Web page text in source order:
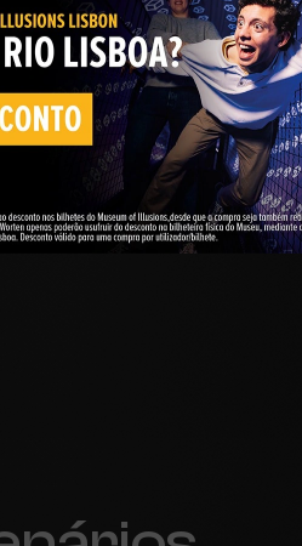
se, e
tornam-se realidade no
para fotos de tirar o fôlego,
de eventos privados,
Prepare-se para experimentar
no cenário diversificado do